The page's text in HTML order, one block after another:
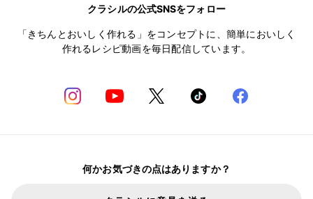
クラシルの公式SNSをフォロー
「きちんとおいしく作れる」をコンセプトに、簡単においしく
作れるレシピ動画を毎日配信しています。
何かお気づきの点はありますか？